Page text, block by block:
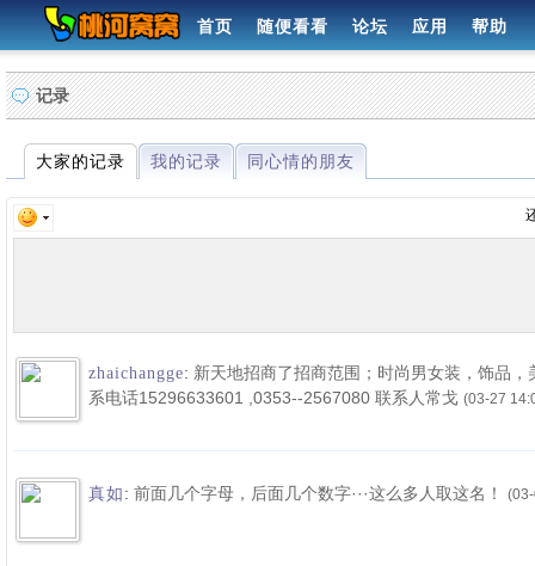
首页 随便看看 论坛 应用 帮助
记录
大家的记录 我的记录 同心情的朋友
zhaichangge: 新天地招商了招商范围；时尚男女装，饰品，
系电话15296633601 ,0353--2567080 联系人常戈 (03-27
真如 : 前面几个字母，后面几个数字···这么多人取这名！